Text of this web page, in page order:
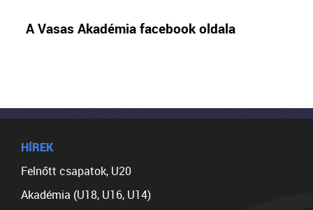
A Vasas Akadémia facebook oldala
HÍREK
Felnőtt csapatok, U20
Akadémia (U18, U16, U14)